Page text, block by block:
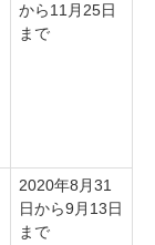
から11月25日
まで
2020年8月31
日から9月13日
まで